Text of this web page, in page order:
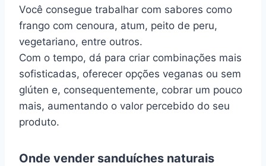
Você consegue trabalhar com sabores como
frango com cenoura, atum, peito de peru,
vegetariano, entre outros.
Com o tempo, dá para criar combinações mais
sofisticadas, oferecer opções veganas ou sem
glúten e, consequentemente, cobrar um pouco
mais, aumentando o valor percebido do seu
produto.
Onde vender sanduíches naturais